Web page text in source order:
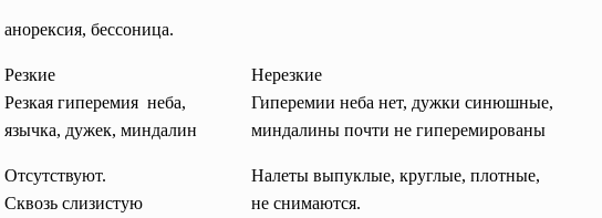
анорексия, бессоница.
Резкие
Нерезкие
Резкая гиперемия неба,
язычка, дужек, миндалин
Гиперемии неба нет, дужки синюшные,
миндалины почти не гиперемированы
Отсутствуют.
Сквозь слизистую
Налеты выпуклые, круглые, плотные,
не снимаются.